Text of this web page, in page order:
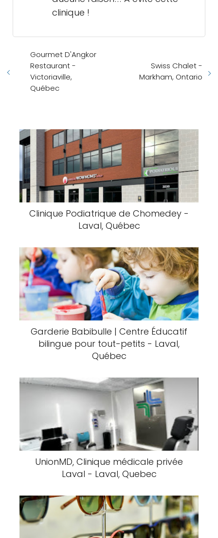
clinique !
Gourmet D'Angkor
Restaurant -
Victoriaville,
Québec
Swiss Chalet -
Markham, Ontario
Clinique Podiatrique de Chomedey -
Laval, Québec
Garderie Babibulle | Centre Éducatif
bilingue pour tout-petits - Laval,
Québec
UnionMD, Clinique médicale privée
Laval - Laval, Quebec